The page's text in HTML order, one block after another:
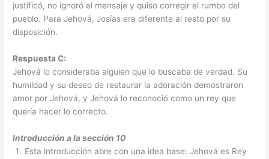
justificó, no ignoró el mensaje y quiso corregir el rumbo del
pueblo. Para Jehová, Josías era diferente al resto por su
disposición.
Respuesta C:
Jehová lo consideraba alguien que lo buscaba de verdad. Su
humildad y su deseo de restaurar la adoración demostraron
amor por Jehová, y Jehová lo reconoció como un rey que
quería hacer lo correcto.
Introducción a la sección 10
Esta introducción abre con una idea base: Jehová es Rey